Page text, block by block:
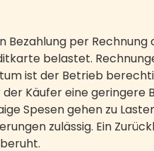
Bezahlung per
belastet.
ist der Betrieb
der Käufer eine
Spesen gehen zu
zulässig. Ein